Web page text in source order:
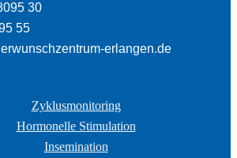
30
55
erlangen.de
Zyklusmonitoring
Hormonelle Stimulation
Insemination